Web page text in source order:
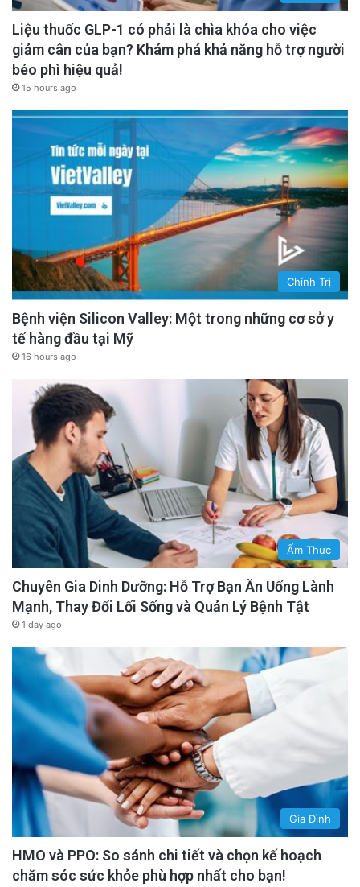
Liệu thuốc GLP-1 có phải là chìa khóa cho việc
giảm cân của bạn? Khám phá khả năng hỗ trợ người
béo phì hiệu quả!
15 hours ago
Chính Trị
Bệnh viện Silicon Valley: Một trong những cơ sở y
tế hàng đầu tại Mỹ
16 hours ago
Ẩm Thực
Chuyên Gia Dinh Dưỡng: Hỗ Trợ Bạn Ăn Uống Lành
Mạnh, Thay Đổi Lối Sống và Quản Lý Bệnh Tật
1 day ago
Gia Đình
HMO và PPO: So sánh chi tiết và chọn kế hoạch
chăm sóc sức khỏe phù hợp nhất cho bạn!